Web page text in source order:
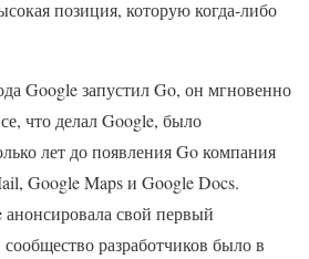
позиция, которую когда-либо
Google запустил Go, он мгновенно
что делал Google, было
лет до появления Go компания
Google Maps и Google Docs.
свой первый
разработчиков было в